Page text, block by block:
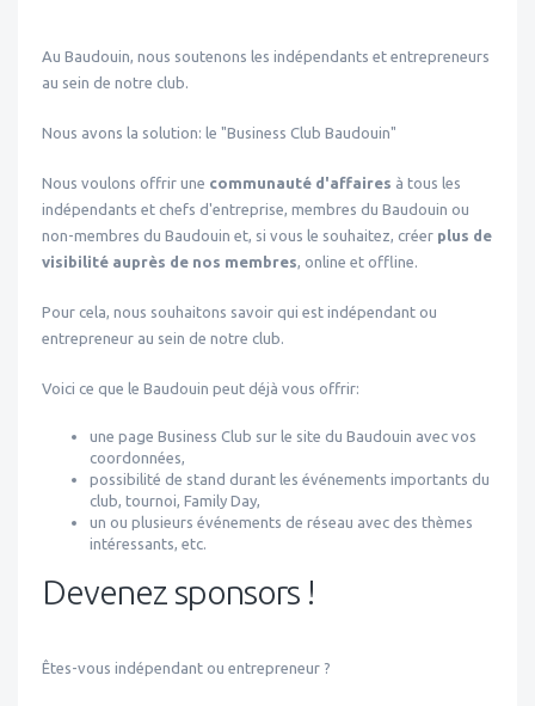
Au Baudouin, nous soutenons les indépendants et entrepreneurs
au sein de notre club.
Nous avons la solution: le "Business Club Baudouin"
Nous voulons offrir une communauté d'affaires à tous les
indépendants et chefs d'entreprise, membres du Baudouin ou
non-membres du Baudouin et, si vous le souhaitez, créer plus de
visibilité auprès de nos membres, online et offline.
Pour cela, nous souhaitons savoir qui est indépendant ou
entrepreneur au sein de notre club.
Voici ce que le Baudouin peut déjà vous offrir:
une page Business Club sur le site du Baudouin avec vos
coordonnées,
possibilité de stand durant les événements importants du
club, tournoi, Family Day,
un ou plusieurs événements de réseau avec des thèmes
intéressants, etc.
Devenez sponsors !
Êtes-vous indépendant ou entrepreneur ?